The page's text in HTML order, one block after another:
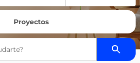
Proyectos